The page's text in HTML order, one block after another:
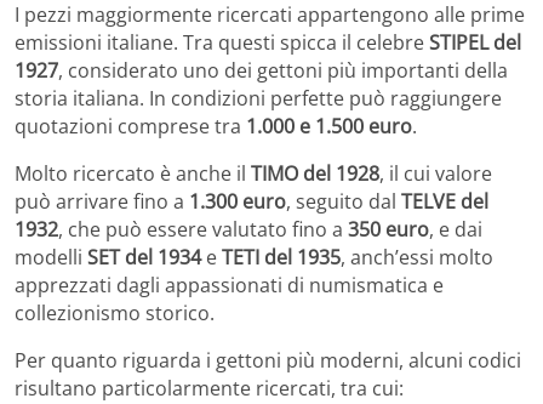
I pezzi maggiormente ricercati appartengono alle prime
emissioni italiane. Tra questi spicca il celebreSTIPEL del
1927, considerato uno dei gettoni più importanti della
storia italiana. In condizioni perfette può raggiungere
quotazioni comprese tra 1.000 e 1.500 euro.
Molto ricercato è anche il TIMO del 1928, il cui valore
può arrivare fino a 1.300 euro, seguito dal TELVE del
1932, che può essere valutato fino a 350 euro, e dai
modelli SET del 1934eTETI del 1935, anch’essi molto
apprezzati dagli appassionati di numismatica e
collezionismo storico.
Per quanto riguarda i gettoni più moderni, alcuni codici
risultano particolarmente ricercati, tra cui: